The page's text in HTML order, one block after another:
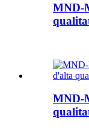
MND-
MND-